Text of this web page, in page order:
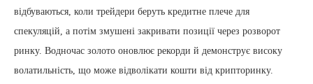
відбуваються, коли трейдери беруть кредитне плече для
спекуляцій, а потім змушені закривати позиції через розворот
ринку. Водночас золото оновлює рекорди й демонструє високу
волатильність, що може відволікати кошти від крипторинку.